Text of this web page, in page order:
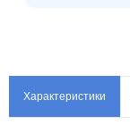
Характеристики